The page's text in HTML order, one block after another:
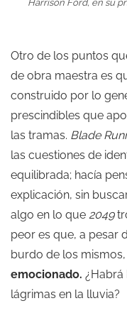
Harrison Ford, en su
Otro de los puntos
de obra maestra es
construido por lo
prescindibles que
las tramas. Blade
las cuestiones de
equilibrada; hacía
explicación, sin
algo en lo que 2049
peor es que, a pesar
burdo de los mismos,
emocionado. ¿Habrá
lágrimas en la lluvia?